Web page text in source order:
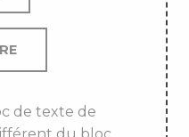
de texte de